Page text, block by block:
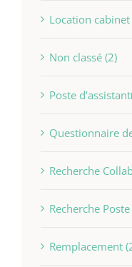
Location cabinet
Non classé (2)
Poste
Questionnaire
Recherche
Recherche
Remplacement